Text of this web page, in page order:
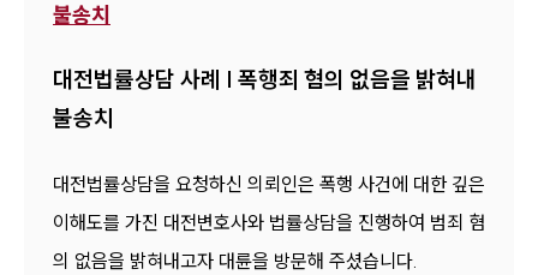
불송치
대전법률상담 사례 | 폭행죄 혐의 없음을 밝혀내
불송치
대전법률상담을 요청하신 의뢰인은 폭행 사건에 대한 깊은
이해도를 가진 대전변호사와 법률상담을 진행하여 범죄 혐
의 없음을 밝혀내고자 대륜을 방문해 주셨습니다.